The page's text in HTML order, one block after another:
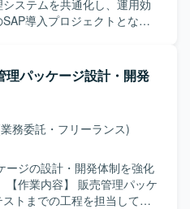
できます。 パッケージ製品
を活かした設計・実装スキ
ステムを共通化し、運用効
導入プロジェクトとなり
対象領域の業務・要件を整理
能なSAPベースの管理シス
す。その後、概要設計で定
ぎ、設計完了後は開発フェ
顧客担
にコミュニケーションを図
取り整理していける方を求め
、周囲と協力しながら解決
ッチするポジションです。
理パッケージ設計・開発
務委託・フリーランス)
ージの設計・開発体制を強化
トまでの工程を担当してい